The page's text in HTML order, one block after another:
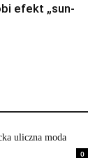
efekt „sun-
uliczna moda
0